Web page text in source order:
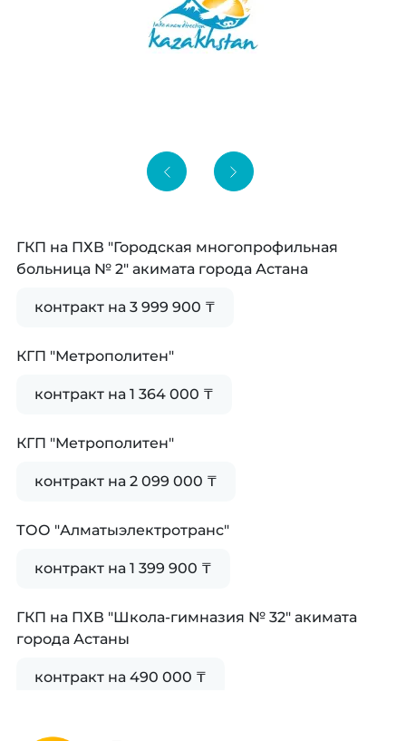
ГКП на ПХВ "Городская многопрофильная
больница № 2" акимата города Астана
контракт на 3 999 900 ₸
КГП "Метрополитен"
контракт на 1 364 000 ₸
КГП "Метрополитен"
контракт на 2 099 000 ₸
ТОО "Алматыэлектротранс"
контракт на 1 399 900 ₸
ГКП на ПХВ "Школа-гимназия № 32" акимата
города Астаны
контракт на 490 000 ₸